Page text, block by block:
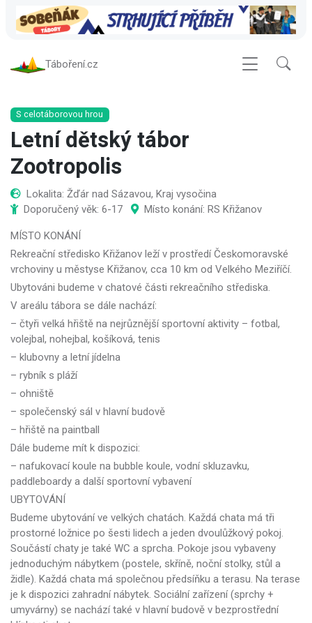
Táboření.cz
S celotáborovou hrou
Letní dětský tábor
Zootropolis
Lokalita: Žďár nad Sázavou, Kraj vysočina
Doporučený věk: 6-17
Místo konání: RS Křižanov
MÍSTO KONÁNÍ
Rekreační středisko Křižanov leží v prostředí Českomoravské
vrchoviny u městyse Křižanov, cca 10 km od Velkého Meziříčí.
Ubytováni budeme v chatové části rekreačního střediska.
V areálu tábora se dále nachází:
– čtyři velká hřiště na nejrůznější sportovní aktivity – fotbal,
volejbal, nohejbal, košíková, tenis
– klubovny a letní jídelna
– rybník s pláží
– ohniště
– společenský sál v hlavní budově
– hřiště na paintball
Dále budeme mít k dispozici:
– nafukovací koule na bubble koule, vodní skluzavku,
paddleboardy a další sportovní vybavení
UBYTOVÁNÍ
Budeme ubytování ve velkých chatách. Každá chata má tři
prostorné ložnice po šesti lidech a jeden dvoulůžkový pokoj.
Součástí chaty je také WC a sprcha. Pokoje jsou vybaveny
jednoduchým nábytkem (postele, skříně, noční stolky, stůl a
židle). Každá chata má společnou předsíňku a terasu. Na terase
je k dispozici zahradní nábytek. Sociální zařízení (sprchy +
umyvárny) se nachází také v hlavní budově v bezprostřední